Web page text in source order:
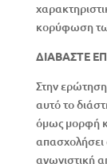
κορύφωση
ΔΙΑΒΑΣΤΕ
Στην
αυτό το
όμως μορφή
απασχολήσει
αγωνιστική